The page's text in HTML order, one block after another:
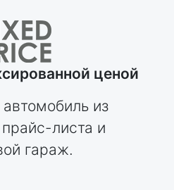
ценой
из
листа и
гараж.